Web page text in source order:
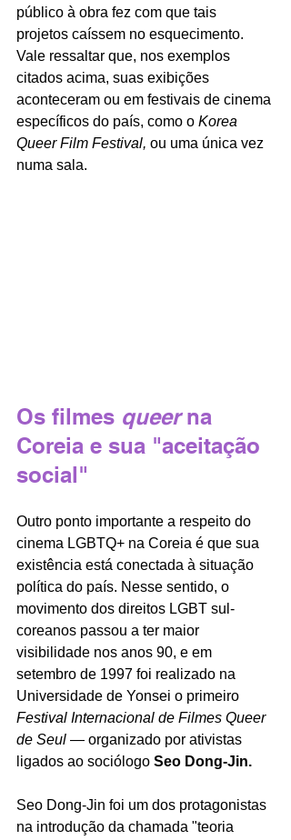
público à obra fez com que tais
projetos caíssem no esquecimento.
Vale ressaltar que, nos exemplos
citados acima, suas exibições
aconteceram ou em festivais de cinema
específicos do país, como o Korea
Queer Film Festival, ou uma única vez
numa sala.
Os filmes queer na
Coreia e sua "aceitação
social"
Outro ponto importante a respeito do
cinema LGBTQ+ na Coreia é que sua
existência está conectada à situação
política do país. Nesse sentido, o
movimento dos direitos LGBT sul-
coreanos passou a ter maior
visibilidade nos anos 90, e em
setembro de 1997 foi realizado na
Universidade de Yonsei o primeiro
Festival Internacional de Filmes Queer
de Seul — organizado por ativistas
ligados ao sociólogo Seo Dong-Jin.
Seo Dong-Jin foi um dos protagonistas
na introdução da chamada "teoria